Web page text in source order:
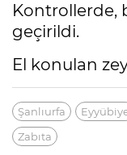
Kontrollerde,
geçirildi.
El konulan
Şanlıurfa
Zabıta